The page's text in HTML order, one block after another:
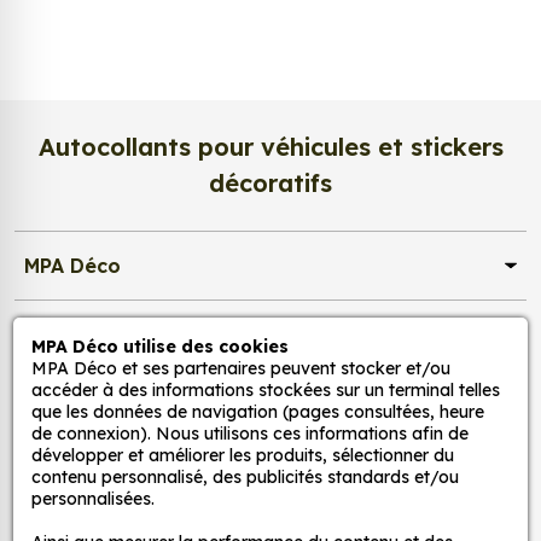
légèrement satiné. Ce support haut de gamme
garantit une excellente stabilité dans le temps, une
surface lisse au toucher, et une fidélité des teintes
éclat, sans reflets gênants ni décoloration due à la
lumière.
Une impression photo professionnelle
haute définition
Chaque affiche est produite avec des encres
pigmentaires de dernière génération, offrant un
rendu d’image précis et durable. Nos imprimantes
grand format sont calibrées pour reproduire
fidèlement les couleurs de votre fichier, qu’il
Autocollants pour véhicules et stickers
décoratifs
MPA Déco
Nos services
Nos sites
Mon Compte
MPA Déco utilise des cookies
MPA Déco et ses partenaires peuvent stocker et/ou
accéder à des informations stockées sur un terminal telles
que les données de navigation (pages consultées, heure
de connexion). Nous utilisons ces informations afin de
développer et améliorer les produits, sélectionner du
contenu personnalisé, des publicités standards et/ou
personnalisées.